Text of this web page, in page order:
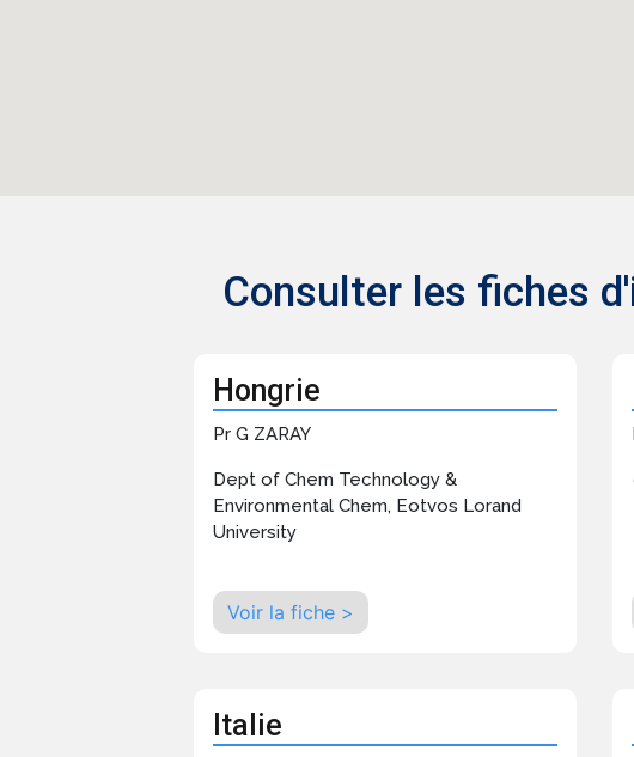
Consulter les fiches
Hongrie
Pr G ZARAY
Dept of Chem Technology &
Environmental Chem, Eotvos Lorand
University
Voir la fiche >
Italie